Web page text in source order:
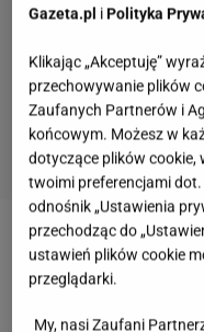
Brownie z fasoli jest
i niemal zawsze
Gazeta.pl i Polityka
Klikając „Akceptuję”
przechowywanie plików
Zaufanych Partnerów i
końcowym. Możesz w
dotyczące plików cookie,
twoimi preferencjami
odnośnik „Ustawienia
przechodząc do
ustawień plików cookie
przeglądarki.
My, nasi Zaufani